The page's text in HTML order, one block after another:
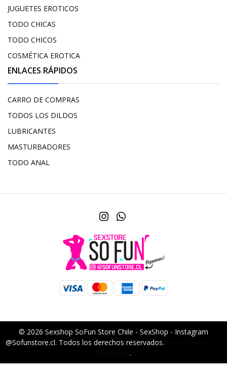
JUGUETES EROTICOS
TODO CHICAS
TODO CHICOS
COSMÉTICA EROTICA
ENLACES RÁPIDOS
CARRO DE COMPRAS
TODOS LOS DILDOS
LUBRICANTES
MASTURBADORES
TODO ANAL
© 2026 Sexshop SoFun Store Chile - SexShop - Instagram
@Sofunstore.cl. Todos los derechos reservados.
.